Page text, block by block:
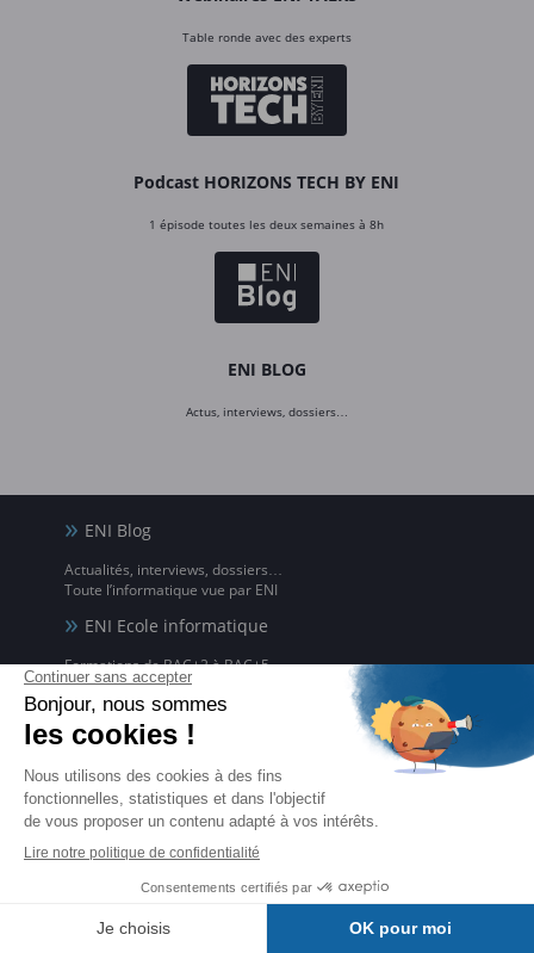
Table ronde avec des experts
Podcast HORIZONS TECH BY ENI
1 épisode toutes les deux semaines à 8h
ENI BLOG
Actus, interviews, dossiers…
ENI Blog
Actualités, interviews, dossiers…
Toute l’informatique vue par ENI
ENI Ecole informatique
Formations de BAC+2 à BAC+5,
dans nos campus physiques et en ligne
Groupe ENI
sous toutes ses formes depuis 1981
ENI Service
Formations avec formateur à l'informatique,